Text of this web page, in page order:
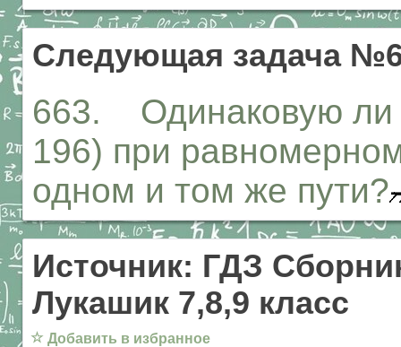
Следующая задача
663. Одинаковую ли
196) при
одном и том же пути?
Источник: ГДЗ
Лукашик 7,8,9 класс
☆ Добавить в избранное